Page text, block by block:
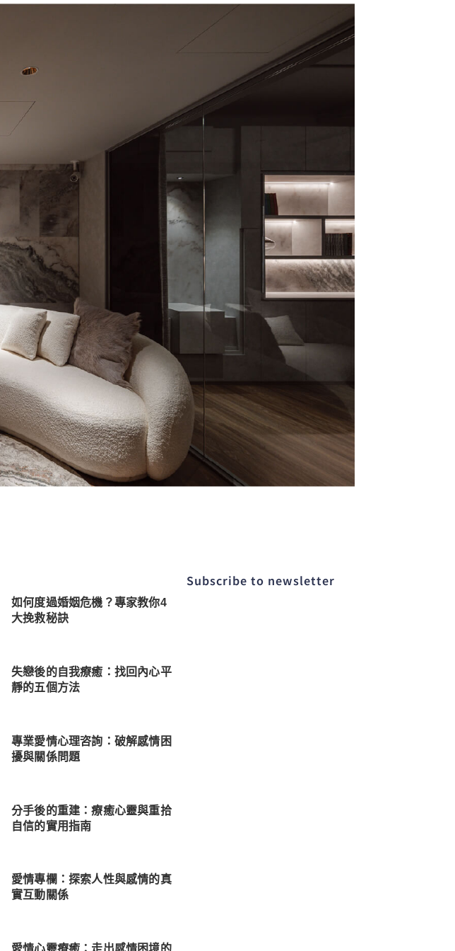
如何度過婚姻危機？專家教你4
大挽救秘訣
失戀後的自我療癒：找回內心平
靜的五個方法
專業愛情心理咨詢：破解感情困
擾與關係問題
分手後的重建：療癒心靈與重拾
自信的實用指南
愛情專欄：探索人性與感情的真
實互動關係
Subscribe to newsletter​